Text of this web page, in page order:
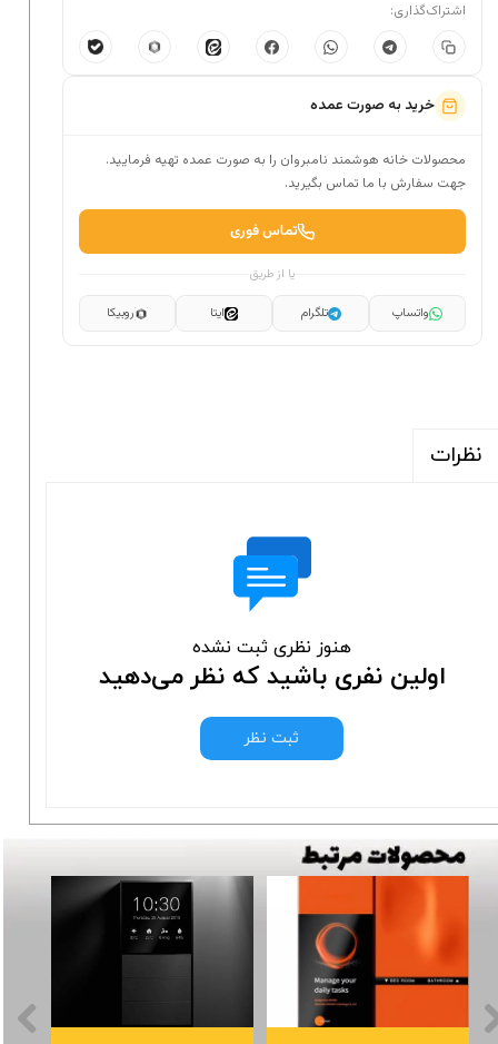
اشتراک‌گذاری:
خرید به صورت عمده
محصولات خانه هوشمند نامبروان را به صورت عمده تهیه فرمایید.
جهت سفارش با ما تماس بگیرید.
تماس فوری
یا از طریق
واتساپ تلگرام ایتا روبیکا
نظرات
هنوز نظری ثبت نشده
اولین نفری باشید که نظر می‌دهید
ثبت نظر